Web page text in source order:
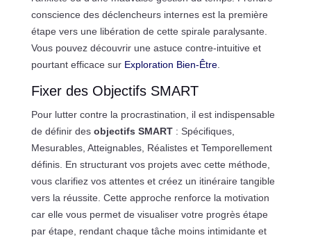
conscience des déclencheurs internes est la première
étape vers une libération de cette spirale paralysante.
Vous pouvez découvrir une astuce contre-intuitive et
pourtant efficace sur Exploration Bien-Être.
Fixer des Objectifs SMART
Pour lutter contre la procrastination, il est indispensable
de définir des objectifs SMART: Spécifiques,
Mesurables, Atteignables, Réalistes et Temporellement
définis. En structurant vos projets avec cette méthode,
vous clarifiez vos attentes et créez un itinéraire tangible
vers la réussite. Cette approche renforce la motivation
car elle vous permet de visualiser votre progrès étape
par étape, rendant chaque tâche moins intimidante et